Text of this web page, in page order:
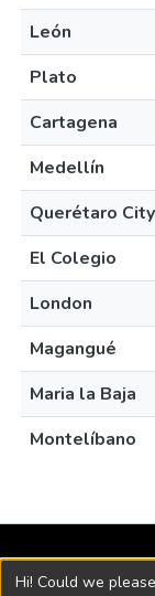
León
Plato
Cartagena
Medellín
Querétaro City
El Colegio
London
Magangué
Maria la Baja
Montelíbano
Universidad
Hi! Could we